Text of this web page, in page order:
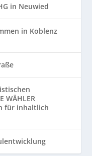
in Neuwied
in Koblenz
WÄHLER
für inhaltlich